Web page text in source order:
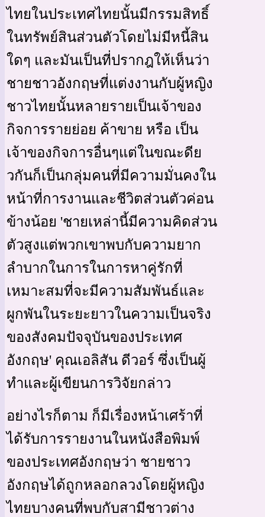
ไทยในประเทศไทยนั้นมีกรรมสิทธิ์
ในทรัพย์สินส่วนตัวโดยไม่มีหนี้สิน
ใดๆ และมันเป็นที่ปรากฎให้เห็นว่า
ชายชาวอังกฤษที่แต่งงานกับผู้หญิง
ชาวไทยนั้นหลายรายเป็นเจ้าของ
กิจการรายย่อย ค้าขาย หรือ เป็น
เจ้าของกิจการอื่นๆแต่ในขณะดีย
วกันก็เป็นกลุ่มคนที่มีความมั่นคงใน
หน้าที่การงานและชีวิตส่วนตัวค่อน
ข้างน้อย 'ชายเหล่านี้มีความคิดส่วน
ตัวสูงแต่พวกเขาพบกับความยาก
ลำบากในการในการหาคู่รักที่
เหมาะสมที่จะมีความสัมพันธ์และ
ผูกพันในระยะยาวในความเป็นจริง
ของสังคมปัจจุบันของประเทศ
อังกฤษ' คุณเอลิสัน ดีวอร์ ซึ่งเป็นผู้
ทำและผู้เขียนการวิจัยกล่าว
อย่างไรก็ตาม ก็มีเรื่องหน้าเศร้าที่
ได้รับการรายงานในหนังสือพิมพ์
ของประเทศอังกฤษว่า ชายชาว
อังกฤษได้ถูกหลอกลวงโดยผู้หญิง
ไทยบางคนที่พบกับสามีชาวต่าง